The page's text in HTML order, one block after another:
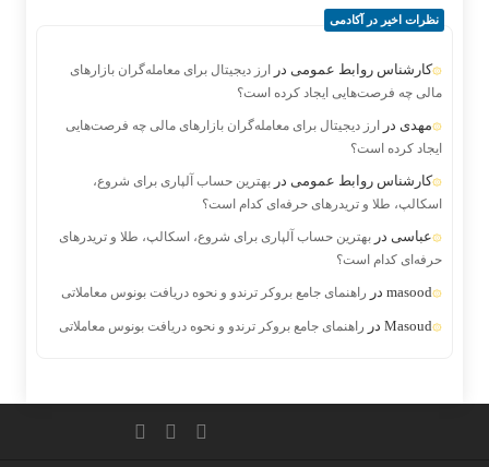
نظرات اخیر در آکادمی
کارشناس روابط عمومی در
ارز دیجیتال برای معامله‌گران بازارهای
مالی چه فرصت‌هایی ایجاد کرده است؟
مهدی در
ارز دیجیتال برای معامله‌گران بازارهای مالی چه فرصت‌هایی
ایجاد کرده است؟
کارشناس روابط عمومی در بهترین حساب آلپاری برای شروع،
اسکالپ، طلا و تریدرهای حرفه‌ای کدام است؟
عباسی در بهترین حساب آلپاری برای شروع، اسکالپ، طلا و تریدرهای
حرفه‌ای کدام است؟
masood در راهنمای جامع بروکر ترندو و نحوه دریافت بونوس معاملاتی
Masoud در راهنمای جامع بروکر ترندو و نحوه دریافت بونوس معاملاتی